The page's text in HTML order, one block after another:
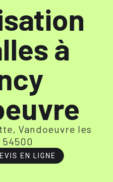
à
Vandoeuvre les
54500
EN LIGNE